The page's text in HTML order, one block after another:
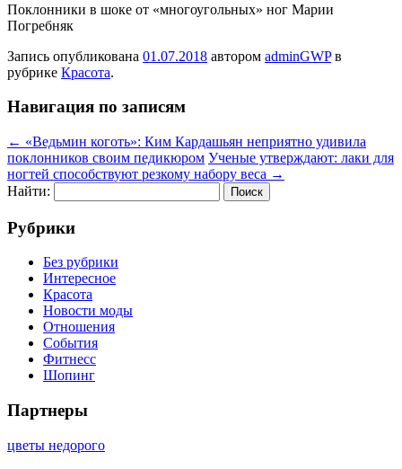
Поклонники в шоке от «многоугольных» ног Марии
Погребняк
Запись опубликована 01.07.2018 автором adminGWPв
рубрике Красота.
Навигация по записям
← «Ведьмин коготь»: Ким Кардашьян неприятно удивила
поклонников своим педикюром Ученые утверждают: лаки для
ногтей способствуют резкому набору веса →
Найти:
Рубрики
Без рубрики
Интересное
Красота
Новости моды
Отношения
События
Фитнесс
Шопинг
Партнеры
цветы недорого